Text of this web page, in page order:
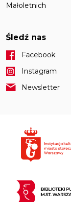
Małoletnich
Śledź nas
Facebook
Instagram
Newsletter